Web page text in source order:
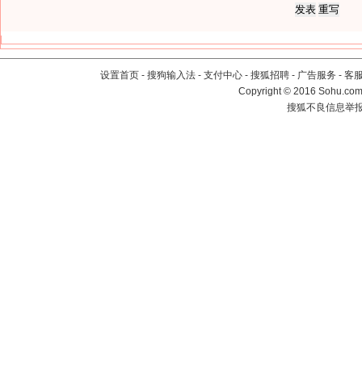
设置首页 - 搜狗输入法 - 支付中心 - 搜狐招聘 - 广告服务 - 客
Copyright©2016
搜狐不良信息举